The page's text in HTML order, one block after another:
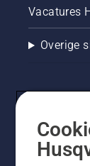
Vacatures
Overige